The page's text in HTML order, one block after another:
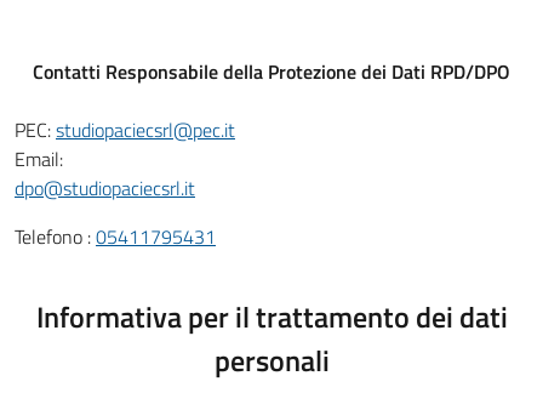
Contatti Responsabile della Protezione dei Dati RPD/DPO
PEC:studiopaciecsrl@pec.it
Email:
dpo@studiopaciecsrl.it
Telefono :05411795431
Informativa per il trattamento dei dati
personali